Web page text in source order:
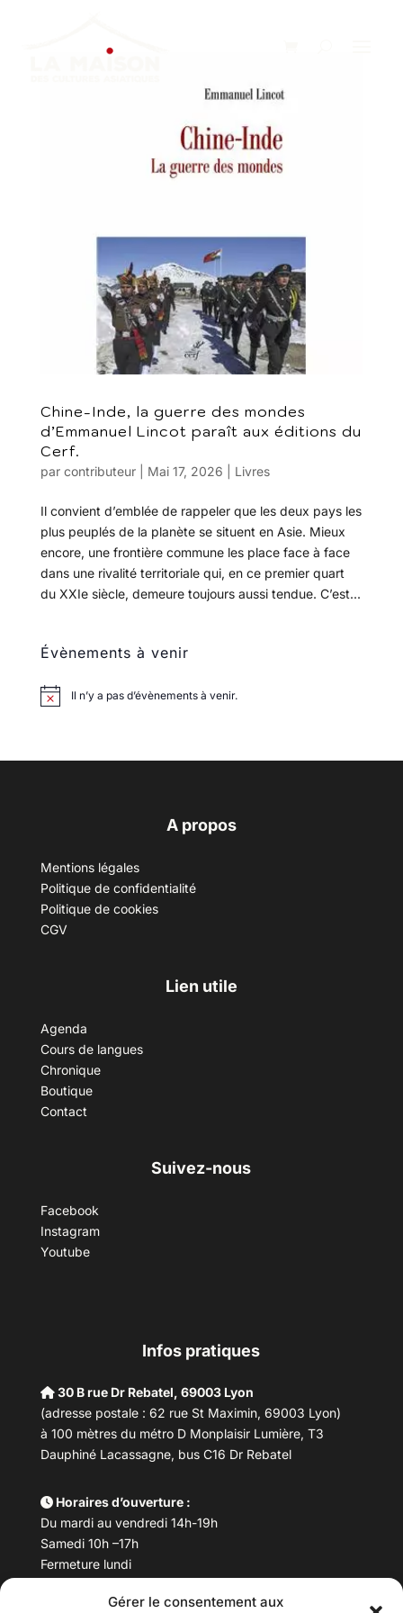
Gérer le consentement aux
Chine-Inde, la guerre des mondes
d’Emmanuel Lincot paraît aux éditions du
Cerf.
par contributeur| Mai 17, 2026 Livres
Il convient d’emblée de rappeler que les deux pays les
plus peuplés de la planète se situent en Asie. Mieux
encore, une frontière commune les place face à face
dans une rivalité territoriale qui, en ce premier quart
du XXIe siècle, demeure toujours aussi tendue. C’est...
Évènements à venir
Il n’y a pas d’évènements à venir.
A propos
Mentions légales
Politique de confidentialité
Politique de cookies
CGV
Lien utile
Agenda
Cours de langues
Chronique
Boutique
Contact
Suivez-nous
Facebook
Instagram
Youtube
Infos pratiques
30 B rue Dr Rebatel, 69003 Lyon
(adresse postale : 62 rue St Maximin, 69003 Lyon)
à 100 mètres du métro D Monplaisir Lumière, T3
Dauphiné Lacassagne, bus C16 Dr Rebatel
Horaires d’ouverture :
Du mardi au vendredi 14h-19h
Samedi 10h –17h
Fermeture lundi